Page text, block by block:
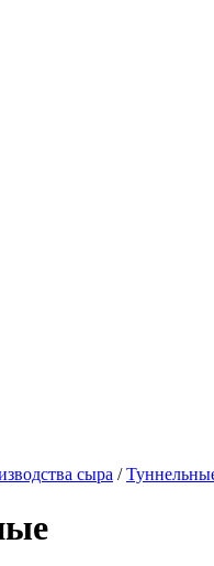
сыра /